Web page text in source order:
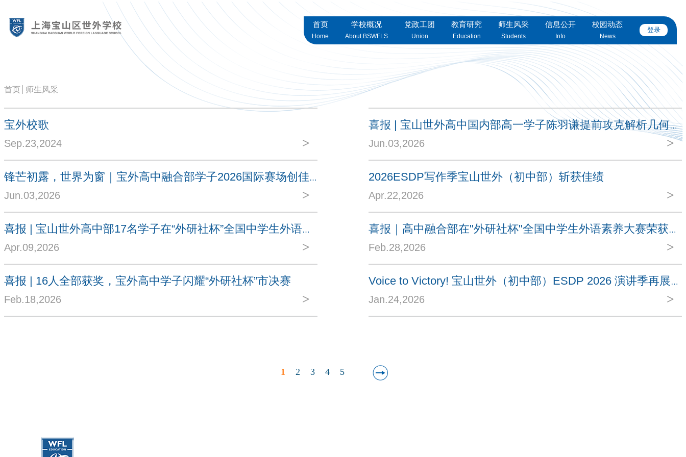
首页
Home
学校概况
About BSWFLS
党政工团
Union
教育研究
Education
师生风采
Students
信息公开
Info
校园动态
News
登录
首页 师生风采
宝外校歌
Sep.23,2024 >
喜报 | 宝山世外高中国内部高一学子陈羽谦提前攻克解析几何，勇夺上海市高二数学竞赛二等奖！曹...
Jun.03,2026 >
锋芒初露，世界为窗｜宝外高中融合部学子2026国际赛场创佳绩
Jun.03,2026 >
2026ESDP写作季宝山世外（初中部）斩获佳绩
Apr.22,2026 >
喜报 | 宝山世外高中部17名学子在“外研社杯”全国中学生外语素养大赛中荣获省级及以上奖项，3人...
Apr.09,2026 >
喜报｜高中融合部在"外研社杯"全国中学生外语素养大赛荣获佳绩
Feb.28,2026 >
喜报 | 16人全部获奖，宝外高中学子闪耀“外研社杯”市决赛
Feb.18,2026 >
Voice to Victory! 宝山世外（初中部）ESDP 2026 演讲季再展锋芒
Jan.24,2026 >
1 2 3 4 5